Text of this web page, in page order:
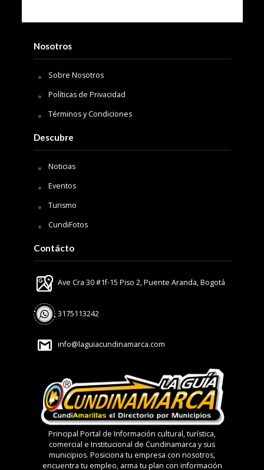
Nosotros
Sobre Nosotros
Políticas de Privacidad
Términos y Condiciones
Descubre
Noticias
Eventos
Turismo
CundiFotos
Contácto
Ave Cra 30 #1f-15 Piso 2, Puente Aranda, Bogotá
3175113242
info@laguiacundinamarca.com
Principal Portal de Información cultural, turística,
comercial e Institucional de Cundinamarca y sus
municipios. Posiciona tu empresa con nosotros,
encuentra tu empleo, arma tu plan con información